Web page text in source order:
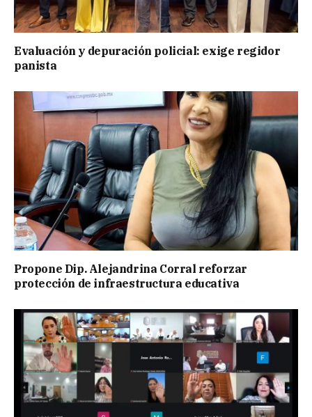
Evaluación y depuración policial: exige regidor
panista
Propone Dip. Alejandrina Corral reforzar
protección de infraestructura educativa